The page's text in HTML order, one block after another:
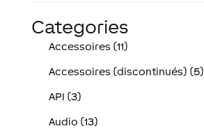
Categories
Accessoires (11)
Accessoires (discontinués) (5)
API (3)
Audio (13)